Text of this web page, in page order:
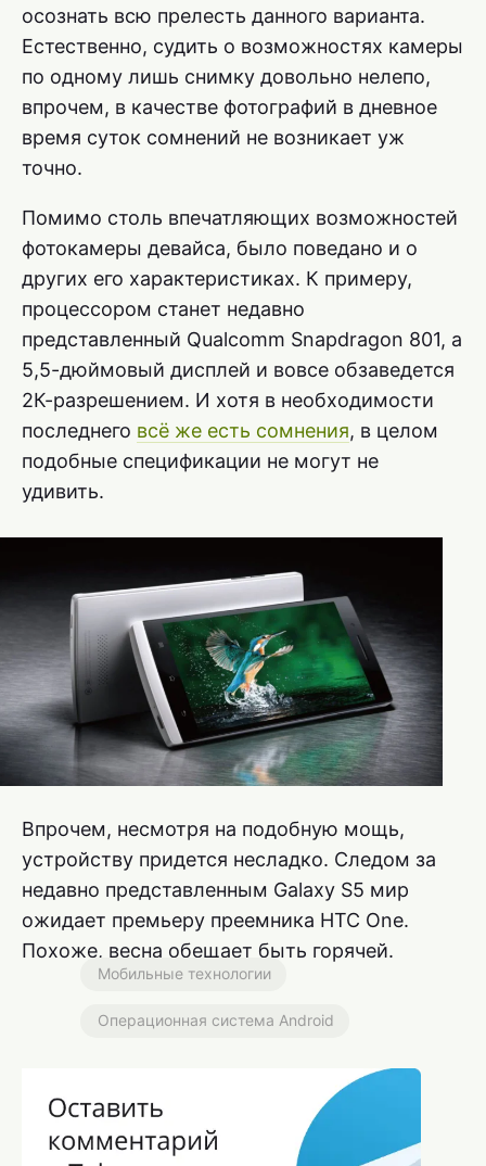
осознать всю прелесть данного варианта.
Естественно, судить о возможностях камеры
по одному лишь снимку довольно нелепо,
впрочем, в качестве фотографий в дневное
время суток сомнений не возникает уж
точно.
Помимо столь впечатляющих возможностей
фотокамеры девайса, было поведано и о
других его характеристиках. К примеру,
процессором станет недавно
представленный Qualcomm Snapdragon 801, а
5,5-дюймовый дисплей и вовсе обзаведется
2К-разрешением. И хотя в необходимости
последнего всё же есть сомнения, в целом
подобные спецификации не могут не
удивить.
Впрочем, несмотря на подобную мощь,
устройству придется несладко. Следом за
недавно представленным Galaxy S5 мир
ожидает премьеру преемника HTC One.
Похоже, весна обещает быть горячей.
Мобильные технологии
Операционная система Android